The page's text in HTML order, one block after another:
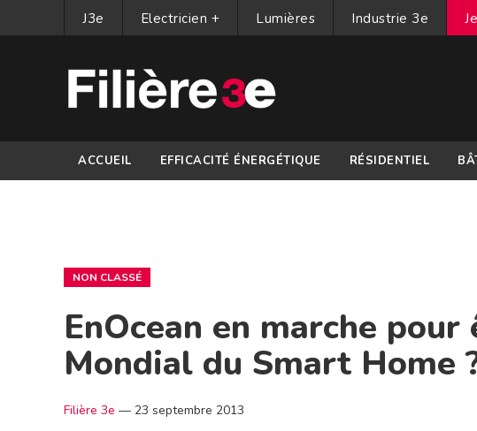
J3e Electricien + Lumières Industrie 3e
ACCUEIL EFFICACITÉ ÉNERGÉTIQUE RÉSIDENTIEL
NON CLASSÉ
EnOcean en marche
Mondial du Smart Home
Filière 3e — 23 septembre 2013